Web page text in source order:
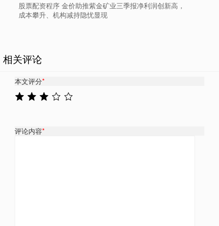
股票配资程序 金价助推紫金矿业三季报净利润创新高，
成本攀升、机构减持隐忧显现
相关评论
本文评分*
评论内容*